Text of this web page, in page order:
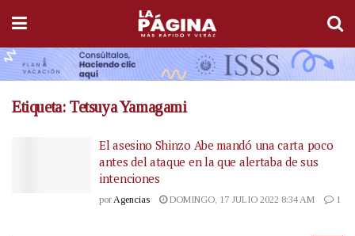
Etiqueta: Tetsuya Yamagami
El asesino Shinzo Abe mandó una carta poco
antes del ataque en la que alertaba de sus
intenciones
por Agencias DOMINGO, 17 JULIO 2022 8:34 AM 1